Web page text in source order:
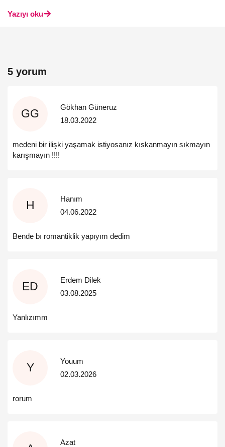
Yazıyı oku
5 yorum
GG
Gökhan Güneruz
18.03.2022
medeni bir ilişki yaşamak istiyosanız kıskanmayın sıkmayın
karışmayın !!!!
H
Hanım
04.06.2022
Bende bı romantiklik yapıyım dedim
ED
Erdem Dilek
03.08.2025
Yanlızımm
Y
Youum
02.03.2026
rorum
Azat